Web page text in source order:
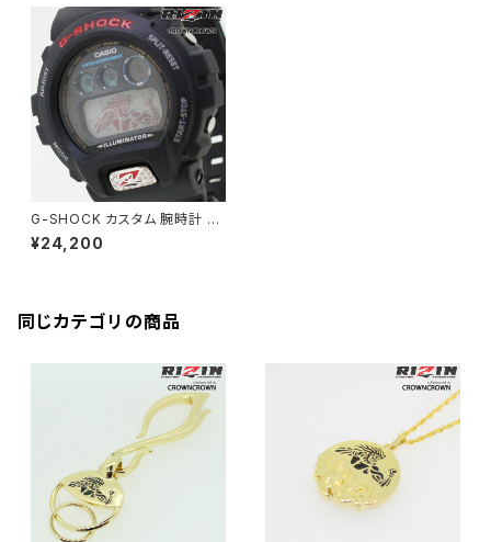
G-SHOCK カスタム 腕時計 D
W6900-1V RIZIN-010 ライジ
ン オフィシャル コラボ 腕時計
¥24,200
同じカテゴリの商品